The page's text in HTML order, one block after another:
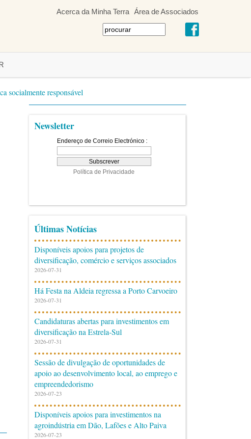
Acerca da Minha Terra Área de Associados
socialmente responsável
Newsletter
Últimas Notícias
Disponíveis apoios para projetos de
diversificação, comércio e serviços associados
2026-07-31
Há Festa na Aldeia regressa a Porto Carvoeiro
2026-07-31
Candidaturas abertas para investimentos em
diversificação na Estrela-Sul
2026-07-31
Sessão de divulgação de oportunidades de
apoio ao desenvolvimento local, ao emprego e
empreendedorismo
2026-07-23
Disponíveis apoios para investimentos na
agroindústria em Dão, Lafões e Alto Paiva
2026-07-23